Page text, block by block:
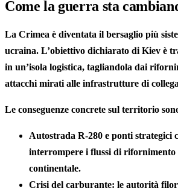
Come la guerra sta
La Crimea è diventata il bersaglio più
ucraina. L’obiettivo dichiarato di Kiev è
in un’isola logistica, tagliandola dai
attacchi mirati alle infrastrutture di
Le conseguenze concrete sul territorio
Autostrada R-280 e ponti strategici
interrompere i flussi di rifornimento
continentale.
Crisi del carburante: le autorità